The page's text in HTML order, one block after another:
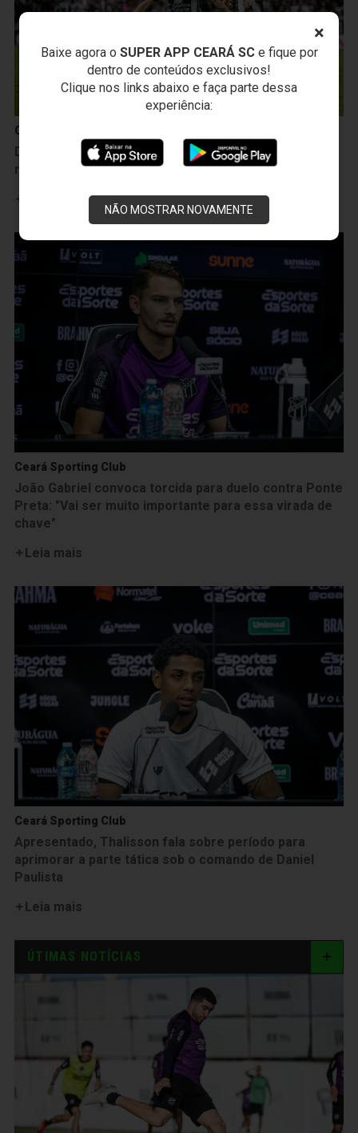
×
Baixe agora o SUPER APP CEARÁ SCe fique por
dentro de conteúdos exclusivos!
Clique nos links abaixo e faça parte dessa
experiência:
NÃO MOSTRAR NOVAMENTE
Ceará Sporting Club
Decisivo contra a Ponte Preta, Lucca celebra gol e
mira mais vitórias: “Vamos para cima”
Ceará Sporting Club
João Gabriel convoca torcida para duelo contra Ponte
Preta: "Vai ser muito importante para essa virada de
chave"
Leia mais
Ceará Sporting Club
Apresentado, Thalisson fala sobre período para
aprimorar a parte tática sob o comando de Daniel
Paulista
Leia mais
ÚTIMAS NOTÍCIAS